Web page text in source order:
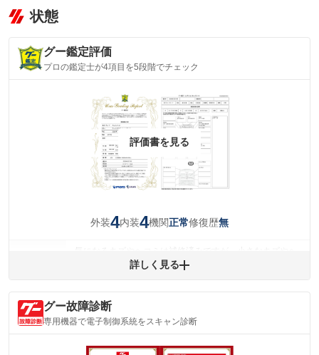
状態
グー鑑定評価
プロの鑑定士が4項目を5段階でチェック
評価書を見る
外装4内装4機関正常修復歴無
コミが残っています。
内装
(内装状態)
気になる汚れ等が、部分的にあります。
詳しく見る
グー故障診断
専用機器で電子制御系統をスキャン診断